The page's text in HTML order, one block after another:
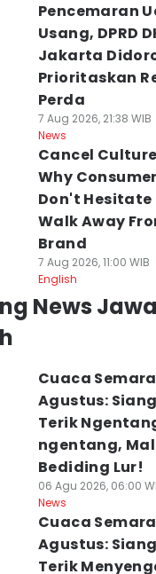
Pencemaran
Usang, DPRD
Jakarta
Prioritaskan
Perda
7 Aug 2026, 21:38 WIB
News
Cancel
Why
Don't Hesitate
Walk Away
Brand
7 Aug 2026, 11:00 WIB
English
News Jawa
Cuaca
Agustus: Siang
Terik
ngentang,
Bediding Lur!
06 Agu 2026, 06:00
News
Cuaca
Agustus: Siang
Terik